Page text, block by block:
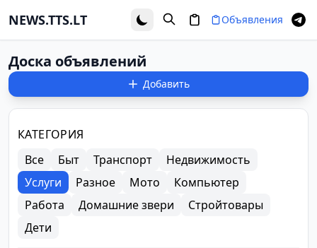
NEWS.TTS.LT Объявления
Доска объявлений
Добавить
КАТЕГОРИЯ
Все
Быт Транспорт
Недвижимость
Услуги
Разное Мото
Компьютер
Работа
Домашние звери
Стройтовары
Дети